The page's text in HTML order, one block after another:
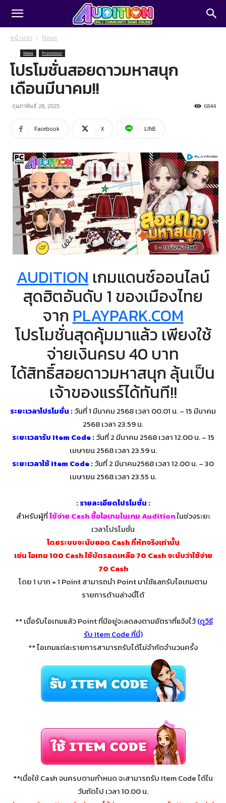
หน้าแรก News
News Promotion
โปรโมชั่นสอยดาวมหาสนุก
เดือนมีนาคม!!
กุมภาพันธ์ 28, 2025 6844
Facebook X LINE
AUDITIONเกมแดนซ์ออนไลน์
สุดฮิตอันดับ 1 ของเมืองไทย
จากPLAYPARK.COM
โปรโมชั่นสุดคุ้มมาแล้ว เพียงใช้
จ่ายเงินครบ 40 บาท
ได้สิทธิ์สอยดาวมหาสนุก ลุ้นเป็น
เจ้าของแรร์ได้ทันที!!
ระยะเวลาโปรโมชั่น :วันที่ 1 มีนาคม 2568 เวลา 00.01 น. – 15 มีนาคม
2568 เวลา 23.59 น.
ระยะเวลารับ Item Code:วันที่ 2 มีนาคม 2568 เวลา 12.00 น. – 15
เมษายน 2568 เวลา 23.59 น.
ระยะเวลาใช้ Item Code:วันที่ 2 มีนาคม2568 เวลา 12.00 น. – 30
เมษายน 2568 เวลา 23.55 น.
: รายละเอียดโปรโมชั่น :
สำหรับผู้ที่ใช้จ่าย Cash ซื้อไอเทมในเกม Auditionในช่วงระยะ
เวลาโปรโมชั่น
โดยระบบจะนับยอด Cash ที่หักจริงเท่านั้น
เช่น ไอเทม 100 Cash ใช้บัตรลดเหลือ 70 Cash จะนับว่าใช้จ่าย
70 Cash
โดย 1 บาท = 1 Point สามารถนำ Point มาใช้แลกรับไอเทมตาม
รายการด้านล่างนี้ได้
** เมื่อรับไอเทมแล้ว Point ที่มีอยู่จะลดลงตามอัตราที่แจ้งไว้(ดูวิธี
รับ Item Code ที่นี่)
** ไอเทมแต่ละรายการสามารถรับได้ไม่จำกัดจำนวนครั้ง
**เมื่อใช้ Cash จนครบตามกำหนด จะสามารถรับ Item Code ได้ใน
วันถัดไป เวลา 10.00 น.